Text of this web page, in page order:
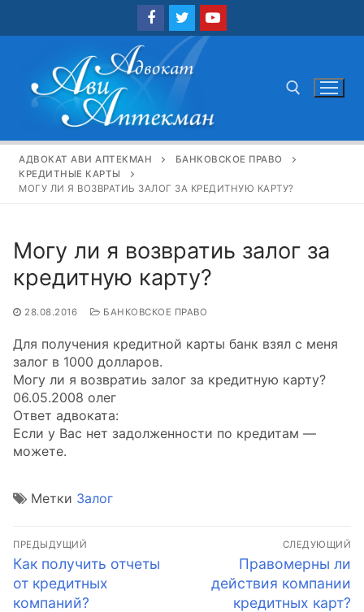
Найти:
АДВОКАТ АВИ АПТЕКМАН
БАНКОВСКОЕ ПРАВО
КРЕДИТНЫЕ КАРТЫ
МОГУ ЛИ Я ВОЗВРАТИЬ ЗАЛОГ ЗА КРЕДИТНУЮ КАРТУ?
Могу ли я возвратиь залог за
кредитную карту?
28.08.2016 БАНКОВСКОЕ ПРАВО
Для получения кредитной карты банк взял с меня
залог в 1000 долларов.
Могу ли я возвратиь залог за кредитную карту?
06.05.2008 олег
Ответ адвоката:
Если у Вас нет задолженности по кредитам —
можете.
Метки Залог
Навигация
по
записям
ПРЕДЫДУЩИЙ
Предыдущая
запись:
Как получить отчеты
от кредитных
компаний?
СЛЕДУЮЩИЙ
Следующая
запись:
Правомерны ли
действия компании
кредитных карт?